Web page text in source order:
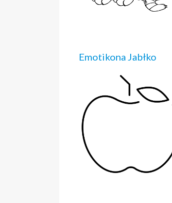
Emotikona Jabłko